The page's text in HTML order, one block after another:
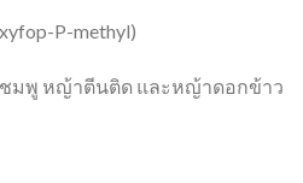
P-methyl)
มพู หญ้าตีนติด และหญ้าดอกข้าว